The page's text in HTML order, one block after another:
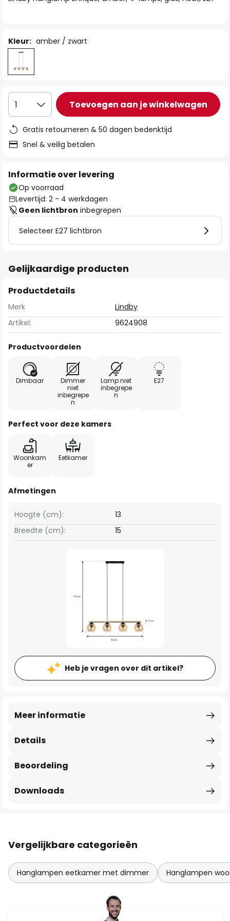
Kleur: amber / zwart
1 Toevoegen aan je winkelwagen
Gratis retourneren & 50 dagen bedenktijd
Snel & veilig betalen
Informatie over levering
Op voorraad
Levertijd: 2 - 4 werkdagen
Geen lichtbron inbegrepen
Selecteer E27 lichtbron
Gelijkaardige producten
Productdetails
Merk
Lindby
Artikel:
9624908
Productvoordelen
Dimbaar
Dimmer
niet
inbegrepe
n
Lamp niet
inbegrepe
n
E27
Perfect voor deze kamers
Woonkam
er
Eetkamer
Afmetingen
Breedte (cm): 15
Hoogte (cm): 13
Heb je vragen over dit artikel?
Details
Meer informatie
Beoordeling
Downloads
Vergelijkbare categorieën
Hanglampen eetkamer met dimmer Hanglampen